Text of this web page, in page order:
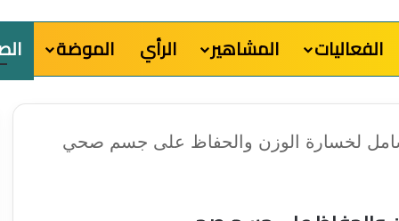
الفعاليات المشاهير الرأي الموضة
لخسارة الوزن والحفاظ على جسم صحي